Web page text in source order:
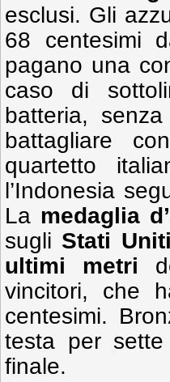
esclusi. Gli
68 centesimi
pagano una
caso di
batteria,
battagliare
quartetto
l’Indonesia
La medaglia
sugli Stati Uniti
ultimi metri
vincitori, che
centesimi.
testa per
finale.